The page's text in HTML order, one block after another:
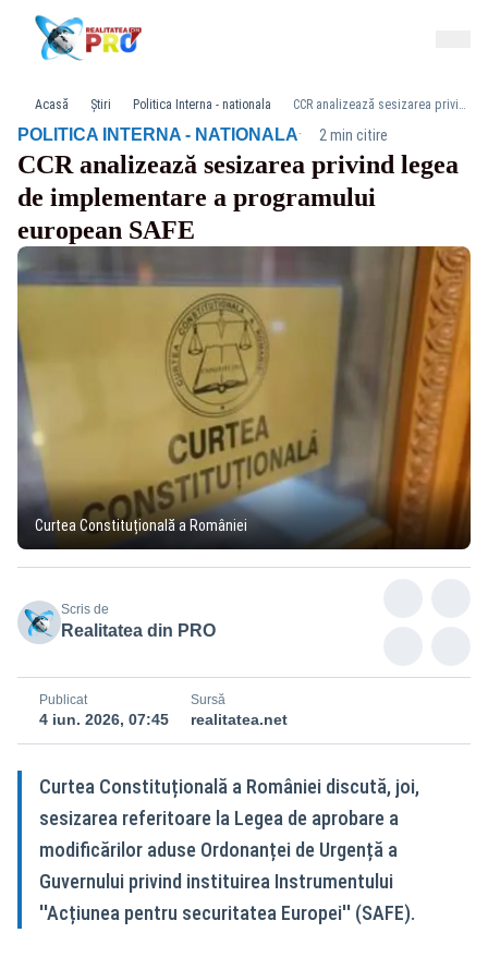
Acasă Știri Politica Interna - nationala CCR analizează sesizarea privind legea de implementare a programului european SAFE
POLITICA INTERNA - NATIONALA· 2 min citire
CCR analizează sesizarea privind legea
de implementare a programului
european SAFE
Curtea Constituțională a României
Scris de
Realitatea din PRO
Publicat
4 iun. 2026, 07:45
Sursă
realitatea.net
Curtea Constituțională a României discută, joi,
sesizarea referitoare la Legea de aprobare a
modificărilor aduse Ordonanței de Urgență a
Guvernului privind instituirea Instrumentului
''Acțiunea pentru securitatea Europei'' (SAFE).